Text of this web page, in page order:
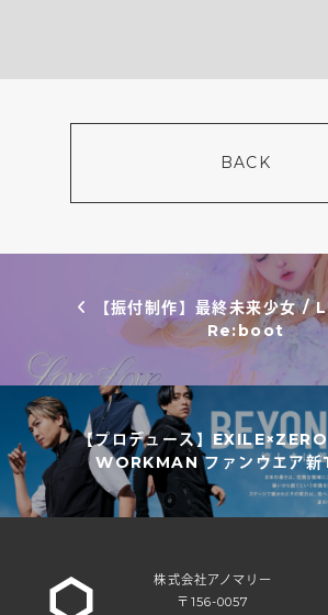
BACK
投稿ナビゲーション
【振付制作】最終未来少女
Re:boot
【プロデュース】
WORKMAN ファンウエア
株式会社アノマリー
〒156-0057